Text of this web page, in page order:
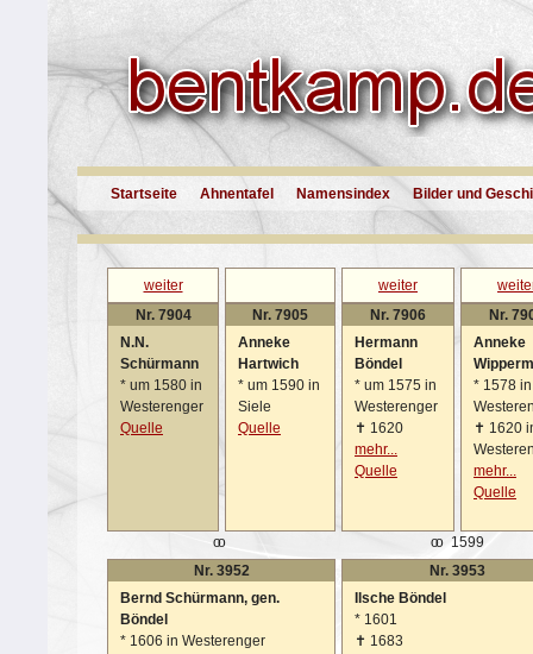
Startseite Ahnentafel Namensindex Bilder und
weiter weiter
Nr. 7904
N.N.
Schürmann
* um 1580 in
Westerenger
Quelle
Nr. 7905
Anneke
Hartwich
* um 1590 in
Siele
Quelle
Nr. 7906
Hermann
Böndel
* um 1575 in
Westerenger
✝ 1620
mehr...
Quelle
Nr.
Anneke
* 1578 in
✝ 1620
mehr...
Quelle
oo oo
1599
Nr. 3952
Bernd Schürmann, gen.
Böndel
* 1606 in Westerenger
Nr. 3953
Ilsche Böndel
* 1601
✝ 1683